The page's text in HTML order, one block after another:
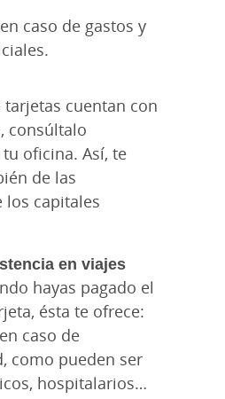
caso de gastos y
tarjetas cuentan con
consúltalo
oficina. Así, te
de las
los capitales
en viajes
hayas pagado el
ésta te ofrece:
caso de
como pueden ser
hospitalarios…